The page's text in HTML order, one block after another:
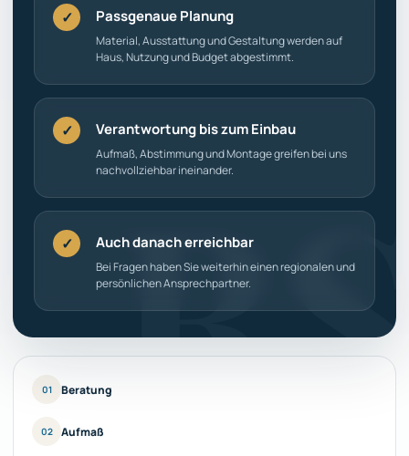
✓ Passgenaue Planung
Material, Ausstattung und Gestaltung werden auf
Haus, Nutzung und Budget abgestimmt.
✓ Verantwortung bis zum Einbau
Aufmaß, Abstimmung und Montage greifen bei uns
nachvollziehbar ineinander.
✓ Auch danach erreichbar
Bei Fragen haben Sie weiterhin einen regionalen und
persönlichen Ansprechpartner.
01 Beratung
02 Aufmaß